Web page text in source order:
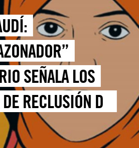
SEÑALA LOS
RECLUSIÓN DE
DE LOS